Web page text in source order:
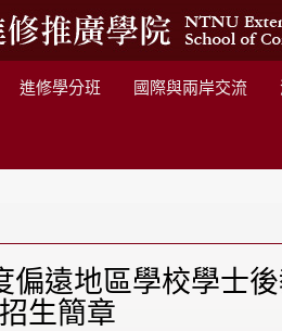
進修學分班 國際與兩岸交流
偏遠地區學校學士
生簡章